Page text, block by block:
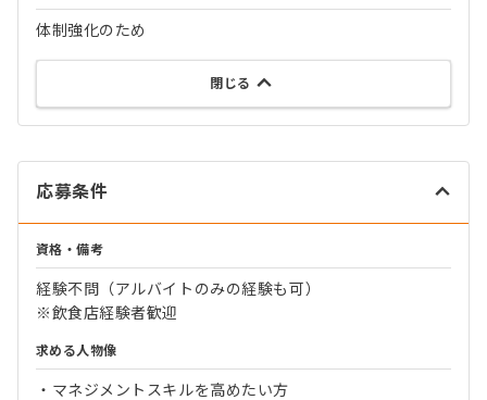
体制強化のため
閉じる
応募条件
資格・備考
経験不問（アルバイトのみの経験も可）
※飲食店経験者歓迎
求める人物像
・マネジメントスキルを高めたい方